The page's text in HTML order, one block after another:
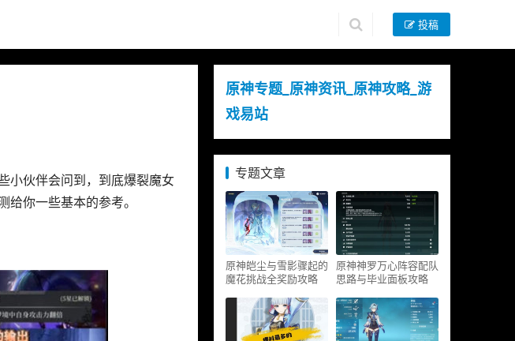
投稿
小伙伴会问到，到底爆裂魔女
你一些基本的参考。
原神专题_原神资讯_原神攻略_游
戏易站
专题文章
原神皑尘与雪影骤起的
魔花挑战全奖励攻略
原神神罗万心阵容配队
思路与毕业面板攻略